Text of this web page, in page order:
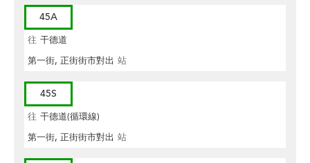
45A
往 干德道
第一街, 正街街市對出 站
45S
往 干德道(循環線)
第一街, 正街街市對出 站